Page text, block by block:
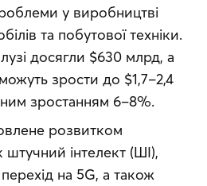
у виробництві
та побутової техніки.
досягли $630 млрд, а
зрости до $1,7–2,4
зростанням 6–8%.
розвитком
штучний інтелект (ШІ),
на 5G, а також